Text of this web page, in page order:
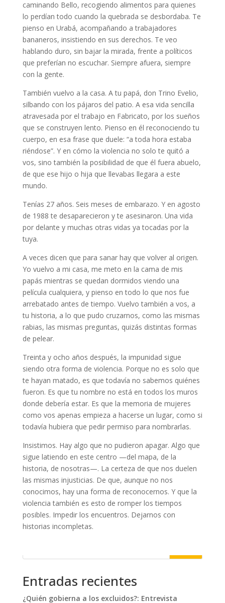
caminando Bello, recogiendo alimentos para quienes
lo perdían todo cuando la quebrada se desbordaba. Te
pienso en Urabá, acompañando a trabajadores
bananeros, insistiendo en sus derechos. Te veo
hablando duro, sin bajar la mirada, frente a políticos
que preferían no escuchar. Siempre afuera, siempre
con la gente.
También vuelvo a la casa. A tu papá, don Trino Evelio,
silbando con los pájaros del patio. A esa vida sencilla
atravesada por el trabajo en Fabricato, por los sueños
que se construyen lento. Pienso en él reconociendo tu
cuerpo, en esa frase que duele: “a toda hora estaba
riéndose”. Y en cómo la violencia no solo te quitó a
vos, sino también la posibilidad de que él fuera abuelo,
de que ese hijo o hija que llevabas llegara a este
mundo.
Tenías 27 años. Seis meses de embarazo. Y en agosto
de 1988 te desaparecieron y te asesinaron. Una vida
por delante y muchas otras vidas ya tocadas por la
tuya.
A veces dicen que para sanar hay que volver al origen.
Yo vuelvo a mi casa, me meto en la cama de mis
papás mientras se quedan dormidos viendo una
película cualquiera, y pienso en todo lo que nos fue
arrebatado antes de tiempo. Vuelvo también a vos, a
tu historia, a lo que pudo cruzarnos, como las mismas
rabias, las mismas preguntas, quizás distintas formas
de pelear.
Treinta y ocho años después, la impunidad sigue
siendo otra forma de violencia. Porque no es solo que
te hayan matado, es que todavía no sabemos quiénes
fueron. Es que tu nombre no está en todos los muros
donde debería estar. Es que la memoria de mujeres
como vos apenas empieza a hacerse un lugar, como si
todavía hubiera que pedir permiso para nombrarlas.
Insistimos. Hay algo que no pudieron apagar. Algo que
sigue latiendo en este centro —del mapa, de la
historia, de nosotras—. La certeza de que nos duelen
las mismas injusticias. De que, aunque no nos
conocimos, hay una forma de reconocernos. Y que la
violencia también es esto de romper los tiempos
posibles. Impedir los encuentros. Dejarnos con
historias incompletas.
Entradas recientes
¿Quién gobierna a los excluidos?: Entrevista